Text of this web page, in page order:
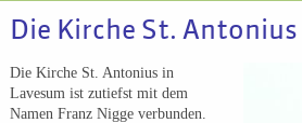
Die Kirche St.
Die Kirche St. Antonius in
Lavesum ist zutiefst mit dem
Namen Franz Nigge verbunden.